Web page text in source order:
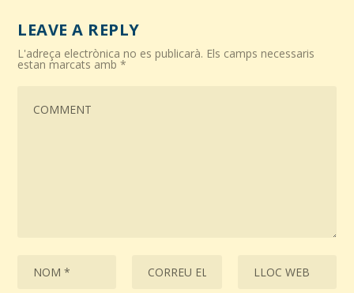
LEAVE A REPLY
L'adreça electrònica no es publicarà. Els camps necessaris
estan marcats amb*